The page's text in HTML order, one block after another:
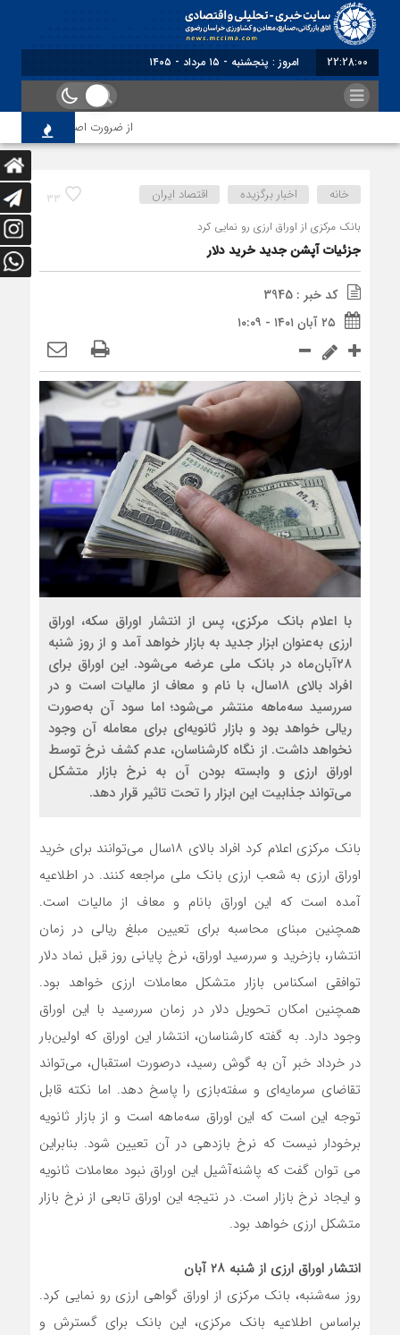
22:28:00 برابر با : Thursday - 6 August - 2026
از ضرورت اصلاح رویه‌های
33 خانه اخبار برگزیده اقتصاد ایران
بانک مرکزی از اوراق ارزی رو نمایی کرد
جزئیات آپشن جدید خرید دلار
کد خبر : 3945
۲۵ آبان ۱۴۰۱ - ۱۰:۰۹
با اعلام بانک مرکزی، پس از انتشار اوراق سکه، اوراق
ارزی به‌عنوان ابزار جدید به بازار خواهد آمد و از روز شنبه
۲۸آبان‌ماه در بانک ملی عرضه می‌شود. این اوراق برای
افراد بالای ۱۸سال، با نام و معاف از مالیات است و در
سررسید سه‌ماهه منتشر می‌شود؛ اما سود آن به‌صورت
ریالی خواهد بود و بازار ثانویه‌ای برای معامله آن وجود
نخواهد داشت. از نگاه کارشناسان، عدم کشف نرخ توسط
اوراق ارزی و وابسته بودن آن به نرخ بازار متشکل
می‌تواند جذابیت این ابزار را تحت تاثیر قرار دهد.
بانک مرکزی اعلام کرد افراد بالای ۱۸سال می‌توانند برای خرید
اوراق ارزی به شعب ارزی بانک ملی مراجعه کنند. در اطلاعیه
آمده است که این اوراق بانام و معاف از مالیات است.
همچنین مبنای محاسبه برای تعیین مبلغ ریالی در زمان
انتشار، بازخرید و سررسید اوراق، نرخ پایانی روز قبل نماد دلار
توافقی اسکناس بازار متشکل معاملات ارزی خواهد بود.
همچنین امکان تحویل دلار در زمان سررسید با این اوراق
وجود دارد. به گفته کارشناسان، انتشار این اوراق که اولین‌بار
در خرداد خبر آن به گوش رسید، درصورت استقبال، می‌تواند
تقاضای سرمایه‌ای و سفته‌بازی را پاسخ دهد. اما نکته قابل
توجه این است که این اوراق سه‌ماهه است و از بازار ثانویه
برخودار نیست که نرخ بازدهی در آن تعیین شود. بنابراین
می توان گفت که پاشنه‌آشیل این اوراق نبود معاملات ثانویه
و ایجاد نرخ بازار است. در نتیجه این اوراق تابعی از نرخ بازار
متشکل ارزی خواهد بود.
انتشار اوراق ارزی از شنبه ۲۸ آبان
روز سه‌شنبه، بانک مرکزی از اوراق گواهی ارزی رو نمایی کرد.
براساس اطلاعیه بانک مرکزی، این بانک برای گسترش و